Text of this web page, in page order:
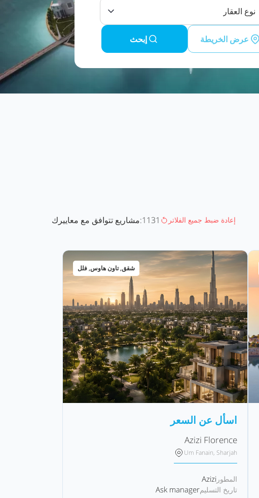
نوع العقار
عرض الخريطة إبحث
1131مشاريع تتوافق مع معاييرك: إعادة ضبط جميع الفلاتر
شقق, تاون هاوس, فلل
اسأل عن السعر
Azizi Florence
Um Fanain, Sharjah
المطور Azizi
تاريخ التسليمAsk manager